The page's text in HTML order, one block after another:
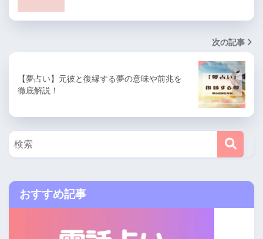
次の記事
【夢占い】元彼と復縁する夢の意味や前兆を
徹底解説！
おすすめ記事